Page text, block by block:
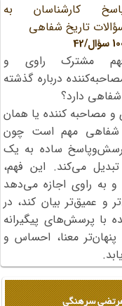
کارشناسان به
تاریخ شفاهی
42
مشترک راوی و
درباره گذشته
دارد؟
مصاحبه کننده یا همان
شفاهی مهم است چون
ساده به یک
می‌کند. این فهم،
و به راوی اجازه می‌دهد
و عمیق‌تر بیان کند، در
با پرسش‌های پیگیرانه
پنهان‌تر معنا، احساس و